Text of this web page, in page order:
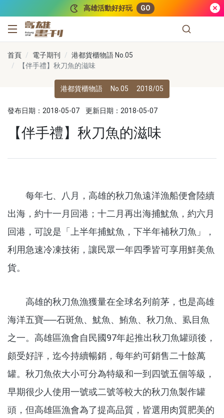
高雄活動好好玩 GO
高雄畫刊
首頁 電子期刊
港都貨櫃物語 No.05
【伴手禮】秋刀魚的滋味
港都貨櫃物語 No.05 2018/05
發布日期：2018-05-07 更新日期：2018-05-07
【伴手禮】秋刀魚的滋味
每年七、八月，高雄的秋刀魚遠洋漁船便會陸續
出海，約十一月回港；十二月再出海捕魷魚，約六月
回港，可說是「上半年捕魷魚，下半年補秋刀魚」，
利用急速冷凍技術，讓民眾一年四季皆可享用鮮美魚
貨。
高雄的秋刀魚漁獲量在全球名列前茅，也是高雄
海洋五寶──石斑魚、魷魚、鮪魚、秋刀魚、虱目魚
之一。高雄區漁會自民國97年起推出秋刀魚罐頭後，
頗受好評，迄今持續暢銷，每年約可銷售二十餘萬
罐。秋刀魚依大小可分為特級和一到四號五個等級，
早期很少人使用一號或二號等較大的秋刀魚製作罐
頭，但高雄區漁會為了提高品質，皆選用肉質肥美的